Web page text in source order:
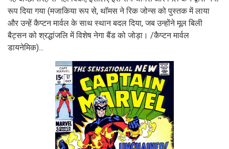
रूप दिया गया (मजाकिया रूप से, थॉमस ने रिक जोन्स को पुस्तक में लाया
और उन्हें कैप्टन मार्वल के साथ स्थान बदल दिया, जब उन्होंने मूल बिली
बैट्सन को श्रद्धांजलि में विशेष नेगा बैंड को जोड़ा। /कैप्टन मार्वल
डायनेमिक)...